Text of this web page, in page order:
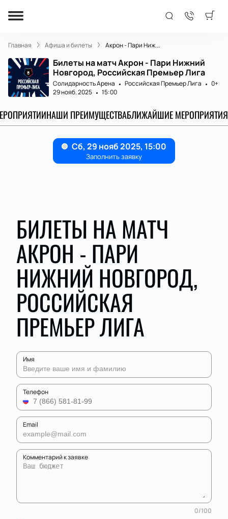
Главная Афиша и билеты Акрон - Пари Ниж...
Билеты на матч Акрон - Пари Нижний
Новгород, Российская Премьер Лига
Солидарность Арена Российская Премьер Лига
0+
29 нояб. 2025
15:00
НАШИ ПРЕИМУЩЕСТВАБЛИЖАЙШИЕ МЕРОПРИЯТИЯ
БИЛЕТЫ НА МАТЧ
АКРОН - ПАРИ
НИЖНИЙ НОВГОРОД,
РОССИЙСКАЯ
ПРЕМЬЕР ЛИГА
Имя
Телефон
Email
Комментарий к заявке
0/100